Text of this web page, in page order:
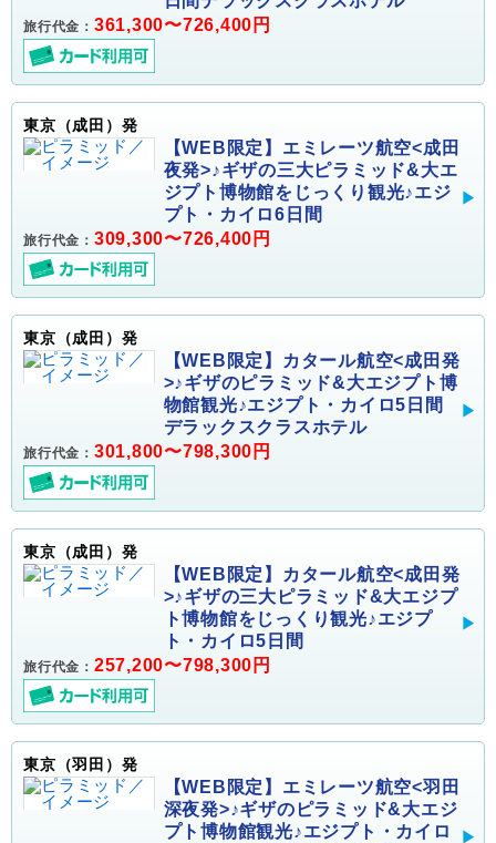
旅行代金： 361,300〜726,400円
東京（成田）発
【WEB限定】エミレーツ航空<成田
夜発>♪ギザの三大ピラミッド&大エ
ジプト博物館をじっくり観光♪エジ
プト・カイロ6日間
旅行代金： 309,300〜726,400円
東京（成田）発
【WEB限定】カタール航空<成田発
>♪ギザのピラミッド&大エジプト博
物館観光♪エジプト・カイロ5日間
デラックスクラスホテル
旅行代金： 301,800〜798,300円
東京（成田）発
【WEB限定】カタール航空<成田発
>♪ギザの三大ピラミッド&大エジプ
ト博物館をじっくり観光♪エジプ
ト・カイロ5日間
旅行代金： 257,200〜798,300円
東京（羽田）発
【WEB限定】エミレーツ航空<羽田
深夜発>♪ギザのピラミッド&大エジ
プト博物館観光♪エジプト・カイロ